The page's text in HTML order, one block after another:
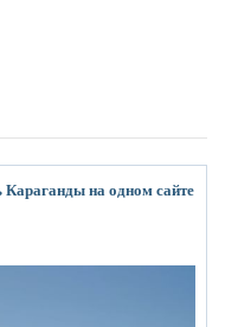
на одном сайте